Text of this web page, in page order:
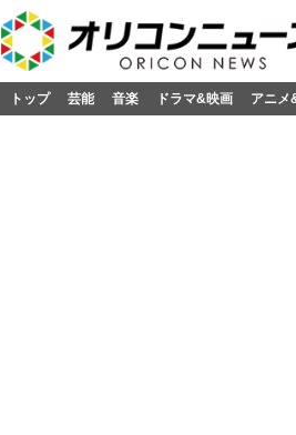
トップ 芸能 音楽 ドラマ&映画 アニメ